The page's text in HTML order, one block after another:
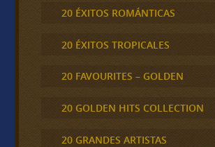
20 ÉXITOS ROMÁNTICAS
20 ÉXITOS TROPICALES
20 FAVOURITES – GOLDEN
20 GOLDEN HITS COLLECTION
20 GRANDES ARTISTAS